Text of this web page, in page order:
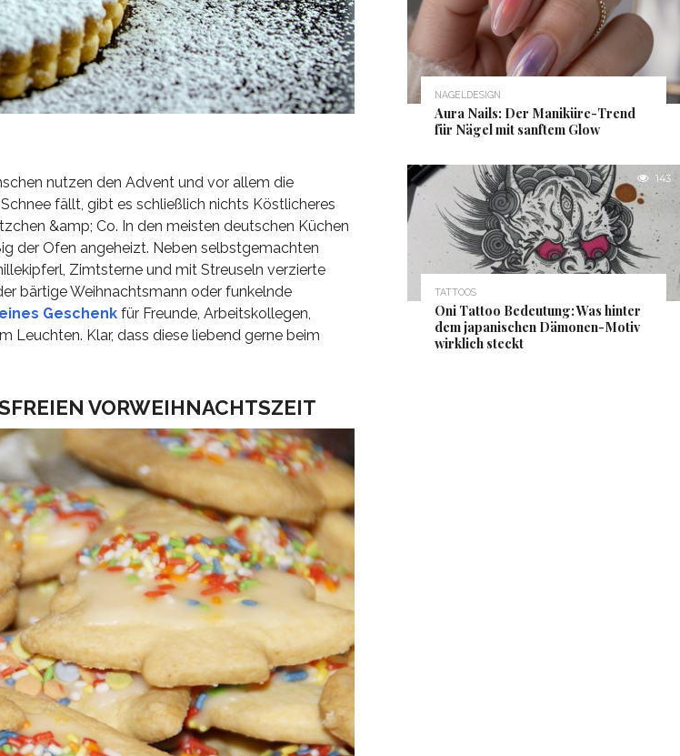
nutzen den Advent und vor allem die
fällt, gibt es schließlich nichts Köstlicheres
&amp; Co. In den meisten deutschen Küchen
der Ofen angeheizt. Neben selbstgemachten
Zimtsterne und mit Streuseln verzierte
bärtige Weihnachtsmann oder funkelnde
Geschenkfür Freunde, Arbeitskollegen,
Leuchten. Klar, dass diese liebend gerne beim
VORWEIHNACHTSZEIT
NAGELDESIGN
Aura Nails: Der Maniküre-Trend
für Nägel mit sanftem Glow
143
TATTOOS
Oni Tattoo Bedeutung: Was hinter
dem japanischen Dämonen-Motiv
wirklich steckt